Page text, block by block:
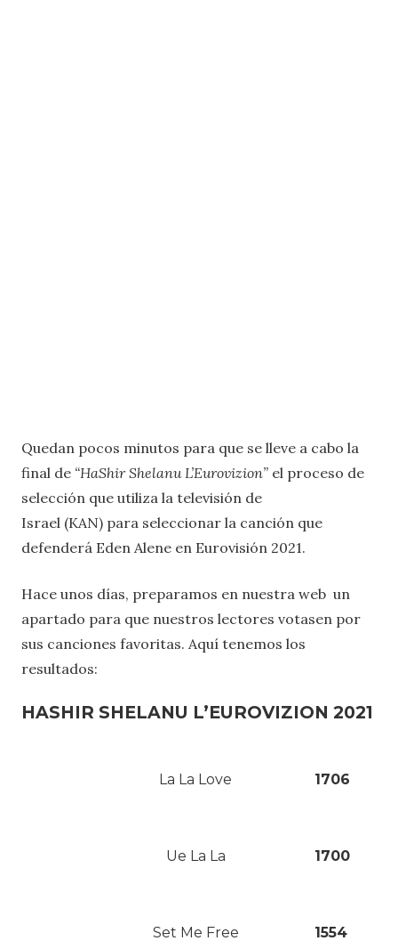
Quedan pocos minutos para que se lleve a cabo la
final de “HaShir Shelanu L’Eurovizion” el proceso de
selección que utiliza la televisión de
Israel (KAN) para seleccionar la canción que
defenderá Eden Alene en Eurovisión 2021.
Hace unos días, preparamos en nuestra web un
apartado para que nuestros lectores votasen por
sus canciones favoritas. Aquí tenemos los
resultados:
HASHIR SHELANU L’EUROVIZION 2021
La La Love 1706
Ue La La 1700
Set Me Free 1554